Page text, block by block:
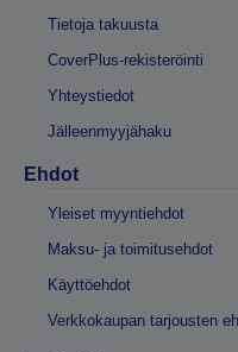
Tietoja takuusta
CoverPlus-rekisteröinti
Yhteystiedot
Jälleenmyyjähaku
Ehdot
Yleiset myyntiehdot
Maksu- ja toimitusehdot
Käyttöehdot
Verkkokaupan tarjousten